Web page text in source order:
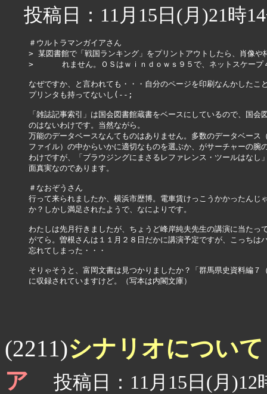
投稿日：11月15日(月)21時
＃ウルトラマンガイアさん
> 某図書館で「戦国ランキング」をプリントアウトしたら、肖像や
>      れません。ＯＳはｗｉｎｄｏｗｓ９５で、ネットスケープ
なぜですか、と言われても・・・自分のページを印刷なんかしたこ
プリンタも持ってないし(--;
「雑誌記事索引」は国会図書館蔵書をベースにしているので、国会
のはないわけです。当然ながら。
万能のデータベースなんてものはありません。多数のデータベース
ファイル）の中からいかに適切なものを選ぶか、がサーチャーの腕
わけですが、「ブラウジングにまさるレファレンス・ツールはなし
面真実なのであります。
＃なおぞうさん
行って来られましたか、横浜市歴博。電車賃けっこうかかったんじ
か？しかし満足されたようで、なによりです。
わたしは先月行きましたが、ちょうど峰岸純夫先生の講演に当たっ
がてら。曽根さんは１１月２８日だかに講演予定ですが、こっちは
忘れてしまった・・・
そりゃそうと、富岡文書は見つかりましたか？「群馬県史資料編７
に収録されていますけど。（写本は内閣文庫）
(2211)シナリオについ
ア 投稿日：11月15日(月)12